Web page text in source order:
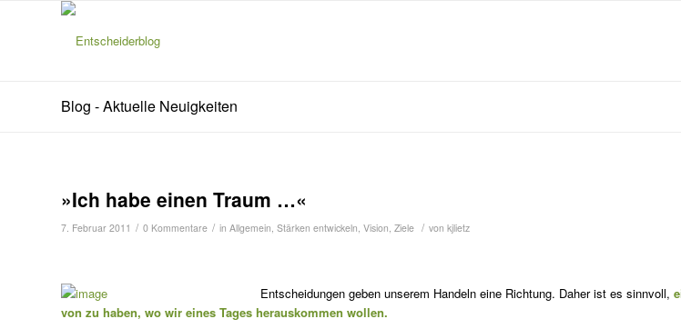
Blog - Aktuelle Neuigkeiten
»Ich habe einen Traum …«
7. Februar 2011 / 0 Kommentare / in Allgemein, Stärken entwickeln, Vision, Ziele / von kjlietz
Entscheidungen geben unserem Handeln eine Richtung. Daher ist es sinnvoll,
von zu haben, wo wir eines Tages herauskommen wollen.